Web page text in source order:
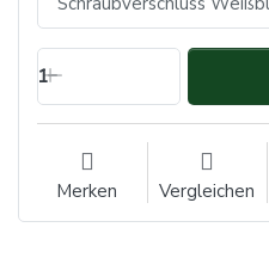
1
Merken Vergleichen